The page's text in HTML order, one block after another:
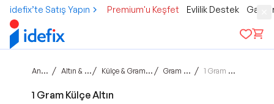
idefix’te Satış Yapın Premium'u Keşfet Evlilik Destek
Ana sayfa / Altın & Mücevher / Külçe & Gram & Ziynet Altın / Gram Külçe Altın / 1 Gram Külçe Altın
1 Gram Külçe Altın